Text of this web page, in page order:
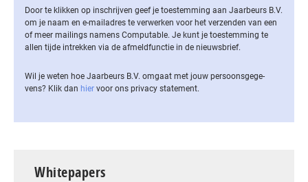
Door te klikken op inschrijven geef je toestemming aan Jaarbeurs B.V.
om je naam en e-mailadres te verwerken voor het verzenden van een
of meer mailings namens Computable. Je kunt je toestemming te
allen tijde intrekken via de af­meld­func­tie in de nieuwsbrief.
Wil je weten hoe Jaarbeurs B.V. omgaat met jouw per­soons­ge­ge­
vens? Klik dan hier voor ons privacy statement.
Whitepapers